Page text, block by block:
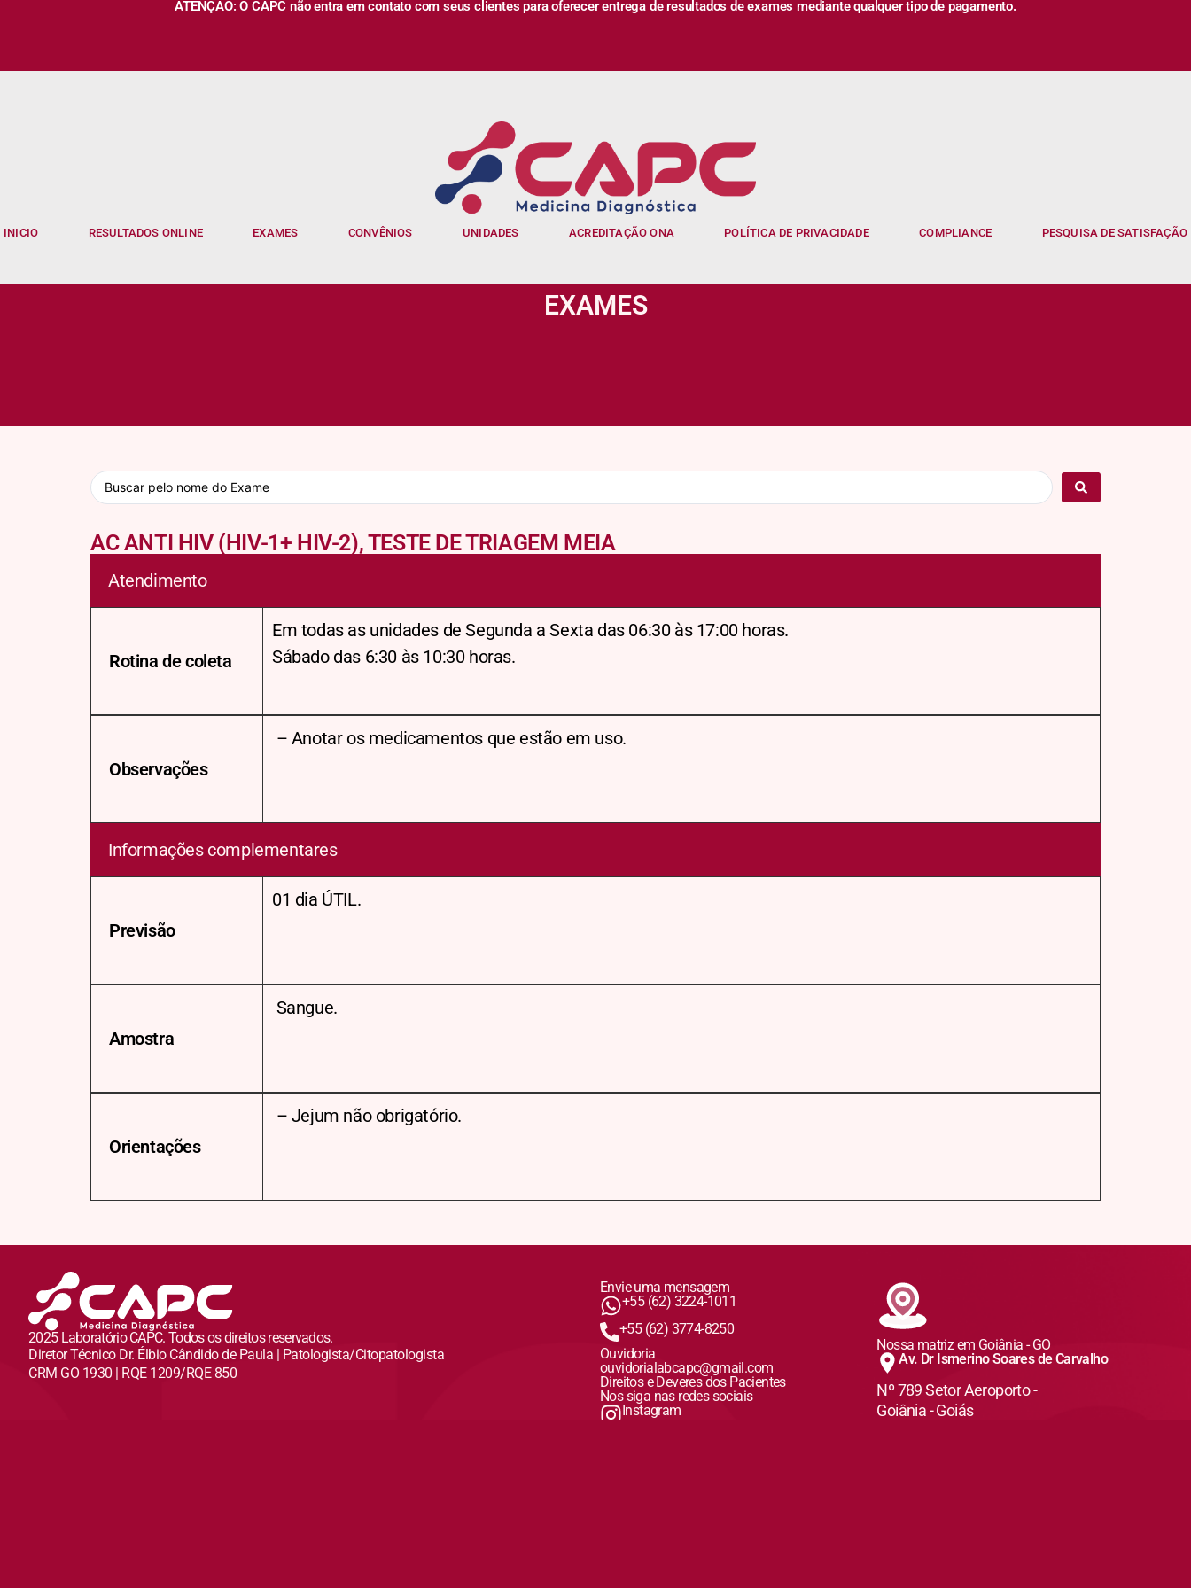
ATENÇÃO: O CAPC não entra em contato com seus clientes para oferecer entrega de resultados de exames mediante qualquer tipo de pagamento.
INICIO RESULTADOS ONLINE EXAMES CONVÊNIOS UNIDADES ACREDITAÇÃO ONA POLÍTICA DE PRIVACIDADE COMPLIANCE PESQUISA DE SATISFAÇÃO
EXAMES
AC ANTI HIV (HIV-1+ HIV-2), TESTE DE TRIAGEM MEIA
Atendimento
Rotina de coleta
Em todas as unidades de Segunda a Sexta das 06:30 às 17:00 horas.
Sábado das 6:30 às 10:30 horas.
Observações
– Anotar os medicamentos que estão em uso.
Informações complementares
Previsão
01 dia ÚTIL.
Amostra
Sangue.
Orientações
– Jejum não obrigatório.
2025 Laboratório CAPC. Todos os direitos reservados.
Diretor Técnico Dr. Élbio Cândido de Paula | Patologista/Citopatologista
CRM GO 1930 | RQE 1209/RQE 850
Envie uma mensagem
+55 (62) 3224-1011
+55 (62) 3774-8250
Ouvidoria
ouvidorialabcapc@gmail.com
Direitos e Deveres dos Pacientes
Nos siga nas redes sociais
Instagram
Nossa matriz em Goiânia - GO
Av. Dr Ismerino Soares de Carvalho
Nº 789 Setor Aeroporto -
Goiânia - Goiás